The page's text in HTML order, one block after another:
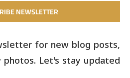
NEWSLETTER
for new blog posts,
Let's stay updated!